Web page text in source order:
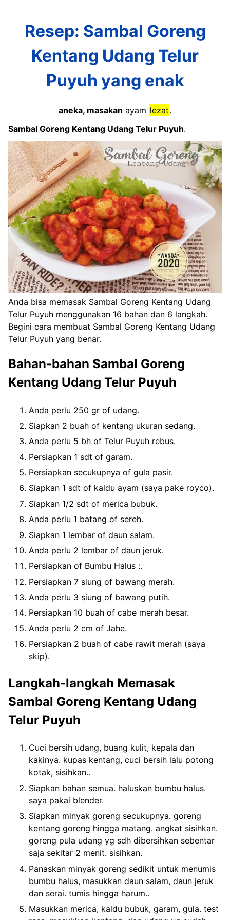
Resep: Sambal Goreng
Kentang Udang Telur
Puyuh yang enak
aneka, masakan ayam lezat.
Sambal Goreng Kentang Udang Telur Puyuh.
Anda bisa memasak Sambal Goreng Kentang Udang
Telur Puyuh menggunakan 16 bahan dan 6 langkah.
Begini cara membuat Sambal Goreng Kentang Udang
Telur Puyuh yang benar.
Bahan-bahan Sambal Goreng
Kentang Udang Telur Puyuh
Anda perlu 250 gr of udang.
Siapkan 2 buah of kentang ukuran sedang.
Anda perlu 5 bh of Telur Puyuh rebus.
Persiapkan 1 sdt of garam.
Persiapkan secukupnya of gula pasir.
Siapkan 1 sdt of kaldu ayam (saya pake royco).
Siapkan 1/2 sdt of merica bubuk.
Anda perlu 1 batang of sereh.
Siapkan 1 lembar of daun salam.
Anda perlu 2 lembar of daun jeruk.
Persiapkan of Bumbu Halus :.
Persiapkan 7 siung of bawang merah.
Anda perlu 3 siung of bawang putih.
Persiapkan 10 buah of cabe merah besar.
Anda perlu 2 cm of Jahe.
Persiapkan 2 buah of cabe rawit merah (saya
skip).
Langkah-langkah Memasak
Sambal Goreng Kentang Udang
Telur Puyuh
Cuci bersih udang, buang kulit, kepala dan
kakinya. kupas kentang, cuci bersih lalu potong
kotak, sisihkan..
Siapkan bahan semua. haluskan bumbu halus.
saya pakai blender.
Siapkan minyak goreng secukupnya. goreng
kentang goreng hingga matang. angkat sisihkan.
goreng pula udang yg sdh dibersihkan sebentar
saja sekitar 2 menit. sisihkan.
Panaskan minyak goreng sedikit untuk menumis
bumbu halus, masukkan daun salam, daun jeruk
dan serai. tumis hingga harum..
Masukkan merica, kaldu bubuk, garam, gula. test